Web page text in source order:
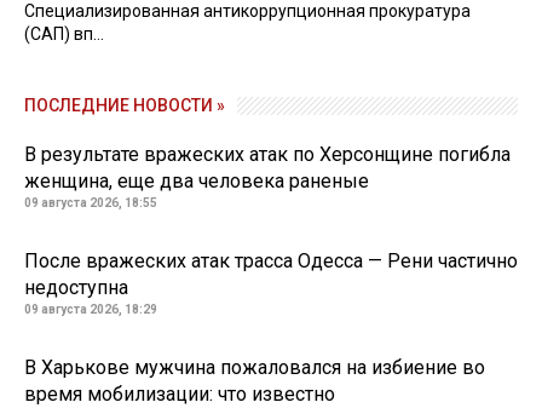
Специализированная антикоррупционная прокуратура
(САП) вп...
ПОСЛЕДНИЕ НОВОСТИ »
В результате вражеских атак по Херсонщине погибла
женщина, еще два человека раненые
09 августа 2026, 18:55
После вражеских атак трасса Одесса — Рени частично
недоступна
09 августа 2026, 18:29
В Харькове мужчина пожаловался на избиение во
время мобилизации: что известно